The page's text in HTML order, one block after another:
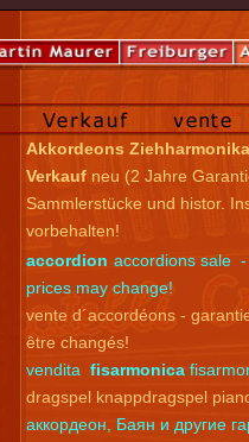
Akkordeons
Verkauf neu (2 Jahre
Sammlerstücke und histor.
vorbehalten!
accordion accordions sale -
prices may change!
vente d´accordéons -
être changés!
vendita fisarmonica
dragspel knappdragspel
аккордеон, Баян и другие